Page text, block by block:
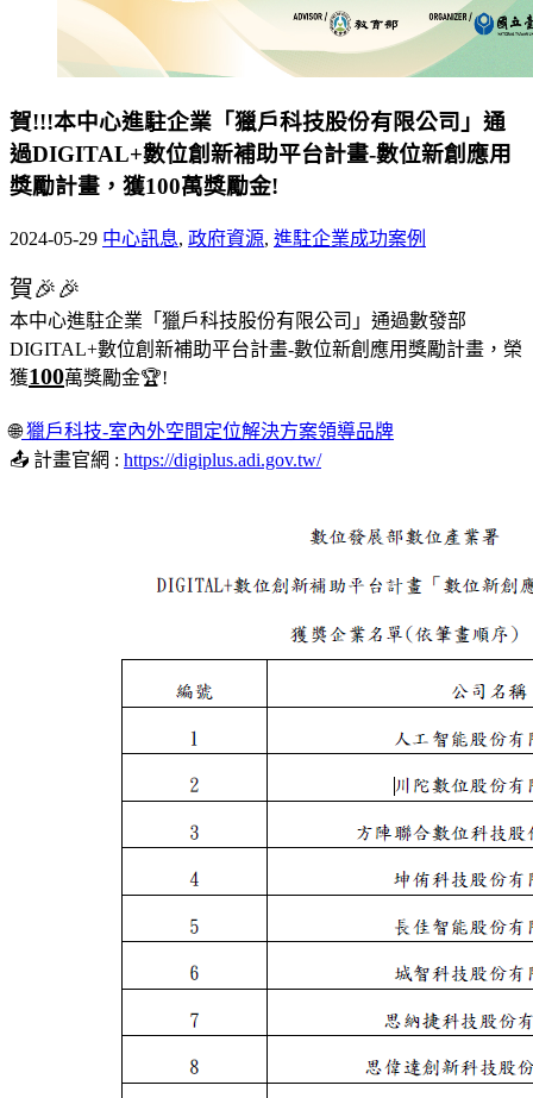
賀!!!本中心進駐企業「獵戶科技股份有限公司」通
過DIGITAL+數位創新補助平台計畫-數位新創應用
獎勵計畫，獲100萬獎勵金!
2024-05-29 中心訊息, 政府資源, 進駐企業成功案例
賀🎉🎉
本中心進駐企業「獵戶科技股份有限公司」通過數發部
DIGITAL+數位創新補助平台計畫-數位新創應用獎勵計畫，榮
獲100萬獎勵金🏆!
🌐獵戶科技-室內外空間定位解決方案領導品牌
📤 計畫官網 : https://digiplus.adi.gov.tw/